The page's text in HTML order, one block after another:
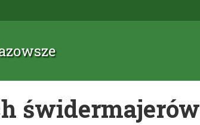
świdermajerów